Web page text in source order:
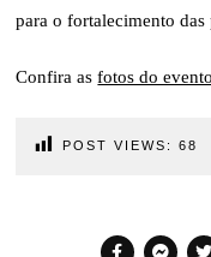
para o fortalecimento
Confira asfotos do evento
POST VIEWS: 68